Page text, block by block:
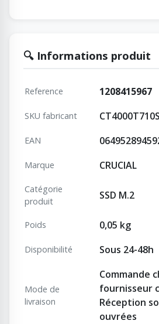
🔍 Informations produit
Reference 1208415967
SKU fabricant
EAN
Marque CRUCIAL
Catégorie
produit
SSD M.2
Poids 0,05 kg
Disponibilité Sous 24-48h
Mode de
livraison
Commande
fournisseur
Réception
ouvrées